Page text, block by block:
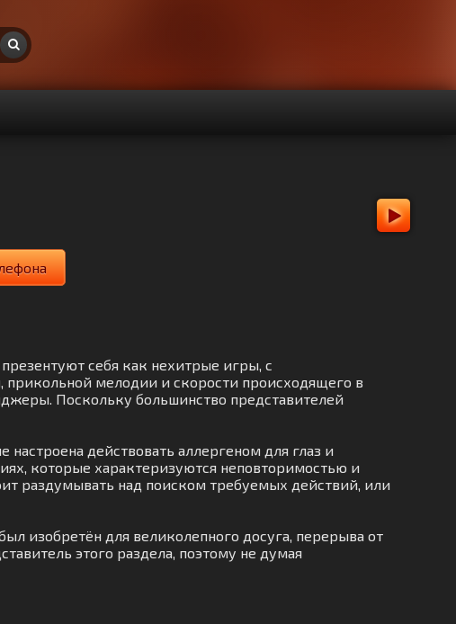
себя как нехитрые игры, с
мелодии и скорости происходящего в
Поскольку большинство представителей
действовать аллергеном для глаз и
которые характеризуются неповторимостью и
раздумывать над поиском требуемых действий, или
изобретён для великолепного досуга, перерыва от
этого раздела, поэтому не думая